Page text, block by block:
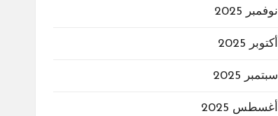
نوفمبر 2025
أكتوبر 2025
سبتمبر 2025
أغسطس 2025